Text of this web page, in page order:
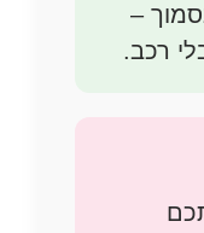
–
רכב.